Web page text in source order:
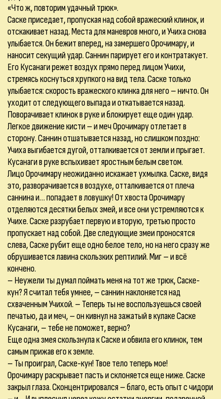
«Что ж, повторим удачный трюк».
Саске приседает, пропуская над собой вражеский клинок, и
отскакивает назад. Места для маневров много, и Учиха снова
улыбается. Он бежит вперед, на замершего Орочимару, и
наносит секущий удар. Саннин парирует его и контратакует.
Его Кусанаги режет воздух прямо перед лицом Учихи,
стремясь коснуться хрупкого на вид тела. Саске только
улыбается: скорость вражеского клинка для него – ничто. Он
уходит от следующего выпада и откатывается назад.
Поворачивает клинок в руке и блокирует еще один удар.
Легкое движение кисти – и меч Орочимару отлетает в
сторону. Саннин отшатывается назад, но слишком поздно:
Учиха выгибается дугой, отталкивается от земли и прыгает.
Кусанаги в руке вспыхивает яростным белым светом.
Лицо Орочимару неожиданно искажает ухмылка. Саске, видя
это, разворачивается в воздухе, отталкивается от плеча
саннина и… попадает в ловушку! От хвоста Орочимару
отделяются десятки белых змей, и все они устремляются к
Учихе. Саске разрубает первую и вторую, третью просто
пропускает над собой. Две следующие змеи проносятся
слева, Саске рубит еще одно белое тело, но на него сразу же
обрушивается лавина скользких рептилий. Миг – и всё
кончено.
– Неужели ты думал поймать меня на тот же трюк, Саске-
кун? Я считал тебя умнее, – саннин наклоняется над
схваченным Учихой. – Теперь ты не воспользуешься своей
печатью, да и меч, – он кивнул на зажатый в кулаке Саске
Кусанаги, – тебе не поможет, верно?
Еще одна змея скользнула к Саске и обвила его клинок, тем
самым прижав его к земле.
– Ты проиграл, Саске-кун! Твое тело теперь мое!
Орочимару раскрывает пасть и склоняется еще ниже. Саске
закрыл глаза. Сконцентрировался – благо, есть опыт с чидори